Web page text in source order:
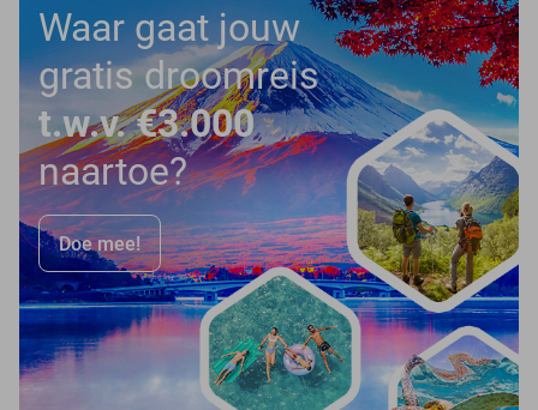
Waar gaat jouw
gratis droomreis
t.w.v. €3.000
naartoe?
Doe mee!